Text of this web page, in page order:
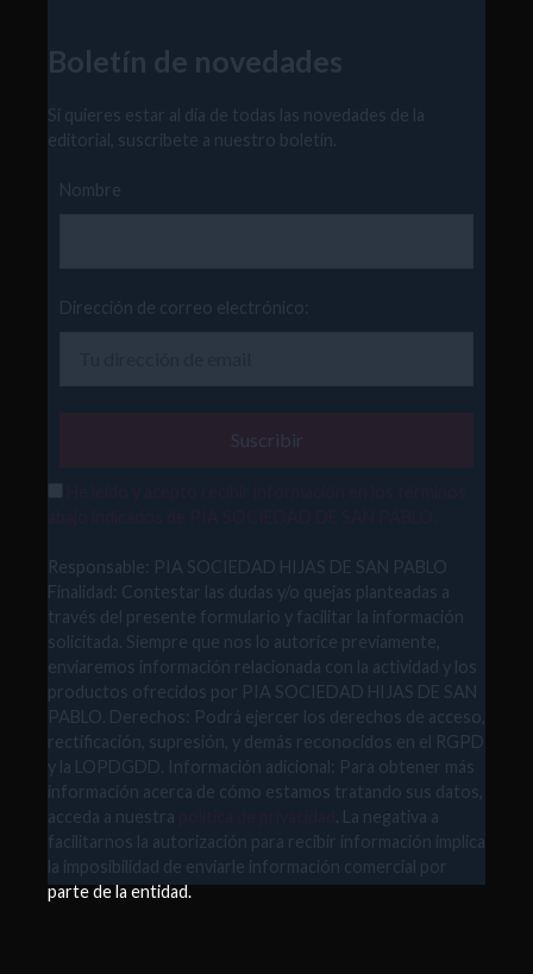
Boletín de novedades
Si quieres estar al día de todas las novedades de la
editorial, suscríbete a nuestro boletín.
Nombre
Dirección de correo electrónico:
Responsable: PIA SOCIEDAD HIJAS DE SAN PABLO
Finalidad: Contestar las dudas y/o quejas planteadas a
través del presente formulario y facilitar la información
solicitada. Siempre que nos lo autorice previamente,
enviaremos información relacionada con la actividad y los
productos ofrecidos por PIA SOCIEDAD HIJAS DE SAN
PABLO. Derechos: Podrá ejercer los derechos de acceso,
rectificación, supresión, y demás reconocidos en el RGPD
y la LOPDGDD. Información adicional: Para obtener más
información acerca de cómo estamos tratando sus datos,
acceda a nuestra
. La negativa a
facilitarnos la autorización para recibir información implica
la imposibilidad de enviarle información comercial por
parte de la entidad.